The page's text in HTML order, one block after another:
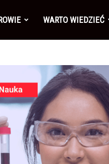
WARTO WIEDZIEĆ